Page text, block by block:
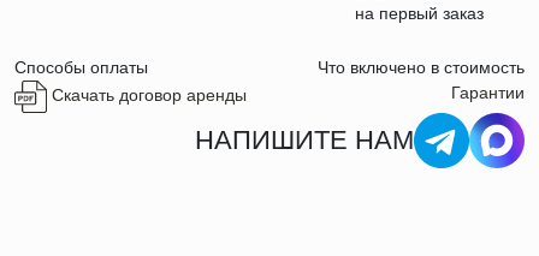
на первый заказ
Способы оплаты
Что включено в стоимость
Скачать договор аренды
Гарантии
НАПИШИТЕ НАМ